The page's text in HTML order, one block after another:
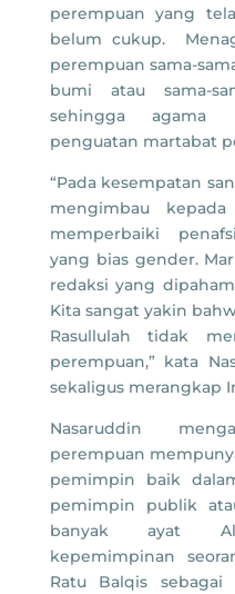
perempuan yang
belum cukup.
perempuan sama-
bumi atau sama-
sehingga agama
penguatan martabat
“Pada kesempatan
mengimbau
memperbaiki
yang bias gender.
redaksi yang
Kita sangat yakin
Rasullulah tidak
perempuan,” kata
sekaligus merangkap
Nasaruddin
perempuan
pemimpin baik
pemimpin publik
banyak ayat Al-
kepemimpinan
Ratu Balqis sebagai